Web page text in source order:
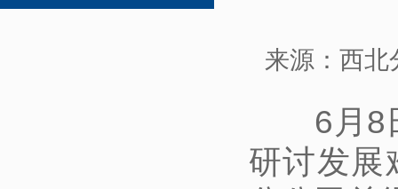
来源：西
6月8
研讨发展